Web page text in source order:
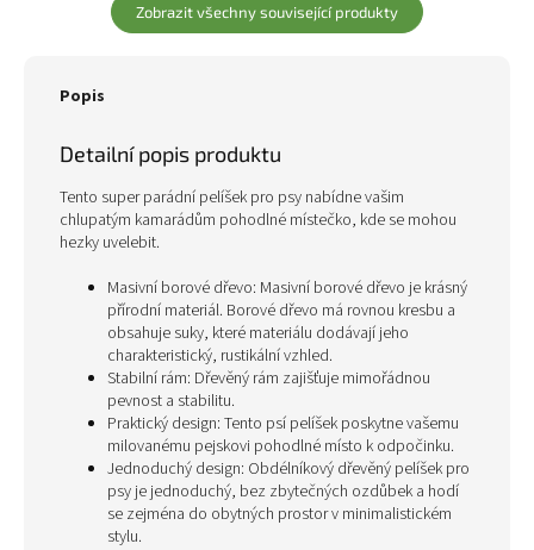
Zobrazit všechny související produkty
Popis
Detailní popis produktu
Tento super parádní pelíšek pro psy nabídne vašim
chlupatým kamarádům pohodlné místečko, kde se mohou
hezky uvelebit.
Masivní borové dřevo: Masivní borové dřevo je krásný
přírodní materiál. Borové dřevo má rovnou kresbu a
obsahuje suky, které materiálu dodávají jeho
charakteristický, rustikální vzhled.
Stabilní rám: Dřevěný rám zajišťuje mimořádnou
pevnost a stabilitu.
Praktický design: Tento psí pelíšek poskytne vašemu
milovanému pejskovi pohodlné místo k odpočinku.
Jednoduchý design: Obdélníkový dřevěný pelíšek pro
psy je jednoduchý, bez zbytečných ozdůbek a hodí
se zejména do obytných prostor v minimalistickém
stylu.